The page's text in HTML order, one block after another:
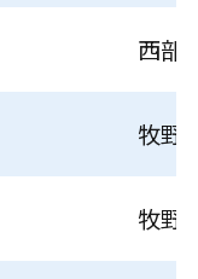
西部
牧野
牧野